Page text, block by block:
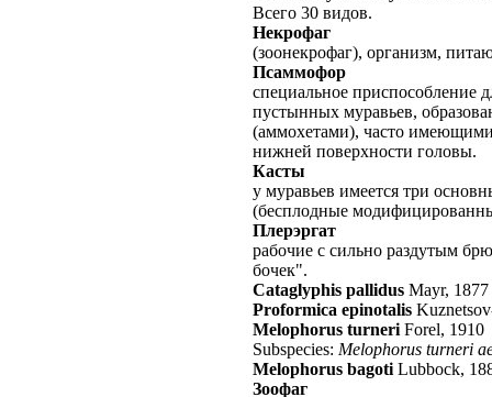
Всего 30 видов.
Некрофаг
(зоонекрофаг), организм,
Псаммофор
специальное приспособление
пустынных муравьев,
(аммохетами), часто
нижней поверхности головы.
Касты
у муравьев имеется три
(бесплодные
Плерэргат
рабочие с сильно раздутым
бочек".
Cataglyphis pallidus Mayr, 1877
Proformica epinotalis
Melophorus turneri Forel, 1910
Subspecies: Melophorus turneri
Melophorus bagoti Lubbock,
Зоофаг